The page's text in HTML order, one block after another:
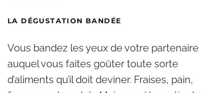
LA DÉGUSTATION BANDÉE
Vous bandez les yeux de votre partenaire
auquel vous faites goûter toute sorte
d’aliments qu’il doit deviner. Fraises, pain,